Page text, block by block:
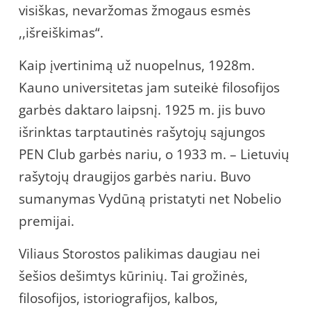
visiškas, nevaržomas žmogaus esmės
,,išreiškimas“.
Kaip įvertinimą už nuopelnus, 1928m.
Kauno universitetas jam suteikė filosofijos
garbės daktaro laipsnį. 1925 m. jis buvo
išrinktas tarptautinės rašytojų sąjungos
PEN Club garbės nariu, o 1933 m. – Lietuvių
rašytojų draugijos garbės nariu. Buvo
sumanymas Vydūną pristatyti net Nobelio
premijai.
Viliaus Storostos palikimas daugiau nei
šešios dešimtys kūrinių. Tai grožinės,
filosofijos, istoriografijos, kalbos,